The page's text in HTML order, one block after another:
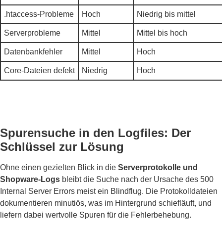
.htaccess-Probleme Hoch Niedrig bis mittel
Serverprobleme Mittel Mittel bis hoch
Datenbankfehler Mittel Hoch
Core-Dateien defekt Niedrig Hoch
Spurensuche in den Logfiles: Der
Schlüssel zur Lösung
Ohne einen gezielten Blick in die Serverprotokolle und
Shopware-Logs bleibt die Suche nach der Ursache des 500
Internal Server Errors meist ein Blindflug. Die Protokolldateien
dokumentieren minutiös, was im Hintergrund schiefläuft, und
liefern dabei wertvolle Spuren für die Fehlerbehebung.